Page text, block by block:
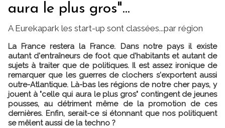
aura le plus gros"...
A Eurekapark les start-up sont classées...par région
La France restera la France. Dans notre pays il existe
autant d'entraîneurs de foot que d'habitants et autant de
sujets à traiter que de politiques. Il est assez ironique de
remarquer que les guerres de clochers s'exportent aussi
outre-Atlantique. Là-bas les régions de notre cher pays, y
jouent à "celle qui aura le plus gros" contingent de jeunes
pousses, au détriment même de la promotion de ces
dernières. Enfin, serait-ce si étonnant que nos politiquent
se mêlent aussi de la techno ?